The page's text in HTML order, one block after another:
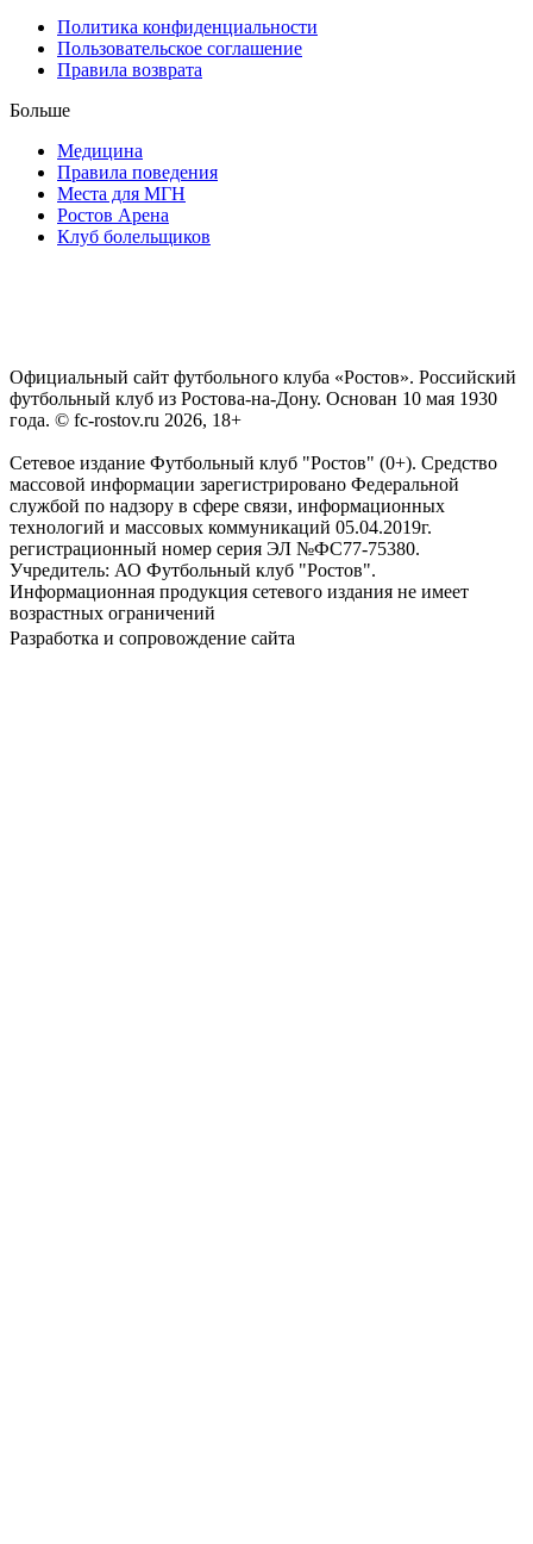
Политика конфиденциальности
Пользовательское соглашение
Правила возврата
Больше
Медицина
Правила поведения
Места для МГН
Ростов Арена
Клуб болельщиков
Официальный сайт футбольного клуба «Ростов». Российский
футбольный клуб из Ростова-на-Дону. Основан 10 мая 1930
года. © fc-rostov.ru 2026, 18+
Сетевое издание Футбольный клуб "Ростов" (0+). Средство
массовой информации зарегистрировано Федеральной
службой по надзору в сфере связи, информационных
технологий и массовых коммуникаций 05.04.2019г.
регистрационный номер серия ЭЛ №ФС77-75380.
Учредитель: АО Футбольный клуб "Ростов".
Информационная продукция сетевого издания не имеет
возрастных ограничений
Разработка и сопровождение сайта